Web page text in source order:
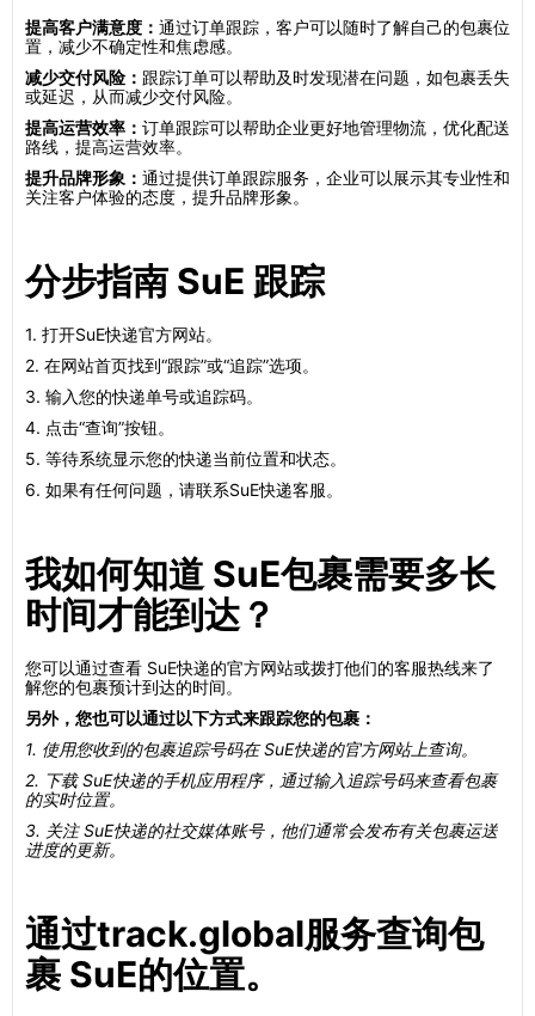
提高客户满意度： 通过订单跟踪，客户可以随时了解自己的包裹位
置，减少不确定性和焦虑感。
减少交付风险： 跟踪订单可以帮助及时发现潜在问题，如包裹丢失
或延迟，从而减少交付风险。
提高运营效率： 订单跟踪可以帮助企业更好地管理物流，优化配送
路线，提高运营效率。
提升品牌形象： 通过提供订单跟踪服务，企业可以展示其专业性和
关注客户体验的态度，提升品牌形象。
分步指南 SuE 跟踪
1. 打开SuE快递官方网站。
2. 在网站首页找到“跟踪”或“追踪”选项。
3. 输入您的快递单号或追踪码。
4. 点击“查询”按钮。
5. 等待系统显示您的快递当前位置和状态。
6. 如果有任何问题，请联系SuE快递客服。
我如何知道 SuE包裹需要多长
时间才能到达？
您可以通过查看 SuE快递的官方网站或拨打他们的客服热线来了
解您的包裹预计到达的时间。
另外，您也可以通过以下方式来跟踪您的包裹：
1. 使用您收到的包裹追踪号码在 SuE快递的官方网站上查询。
2. 下载 SuE快递的手机应用程序，通过输入追踪号码来查看包裹
的实时位置。
3. 关注 SuE快递的社交媒体账号，他们通常会发布有关包裹运送
进度的更新。
通过track.global服务查询包
裹 SuE的位置。